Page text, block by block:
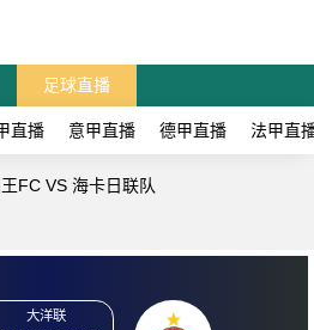
足球直播
直播 意甲直播 德甲直播 法甲直
FC VS 海卡日联队